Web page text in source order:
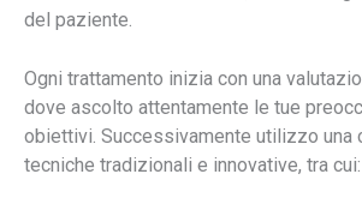
del paziente.
Ogni trattamento inizia con una
dove ascolto attentamente le tue
obiettivi. Successivamente utilizzo una
tecniche tradizionali e innovative, tra cui: